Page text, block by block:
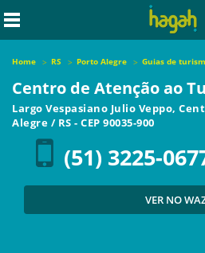
Home RS Porto Alegre Guias de
Centro de Atenção ao
Largo Vespasiano Julio Veppo,
Alegre / RS - CEP 90035-900
(51) 3225-
VER NO